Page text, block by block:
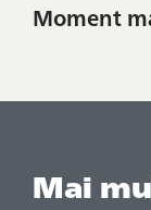
Moment
Mai